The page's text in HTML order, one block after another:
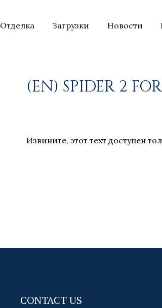
Отделка Загрузки Новости
(EN) SPIDER 2
Извините, этот техт доступен
CONTACT US